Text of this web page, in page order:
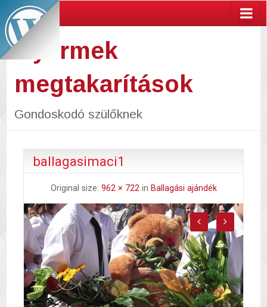
Gyermek
megtakarítások
Gondoskodó szülőknek
ballagasimaci1
Original size: 962 × 722in Ballagási ajándék